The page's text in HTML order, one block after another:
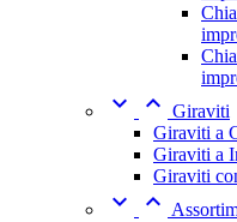
  Giraviti
Giraviti a
Giraviti a
Giraviti
 